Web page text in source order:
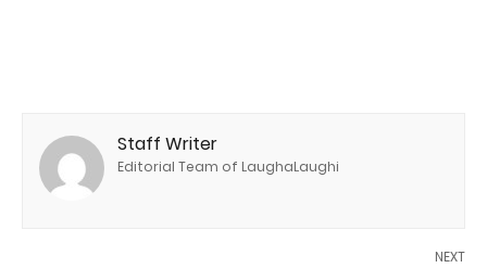
Staff Writer
Editorial Team of LaughaLaughi
NEXT